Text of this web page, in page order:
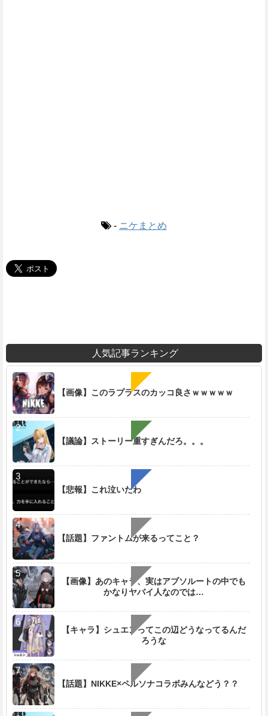
- ニケまとめ
人気記事ランキング
【画像】このラプラスのカッコ良さｗｗｗｗｗ
【議論】ストーリー重すぎんだろ。。。
【悲報】これ泣いたわ
【話題】ファントムが来るってこと？
【画像】あのキャラ、実はアブソルートの中でも
かなりヤバイ人なのでは…
【キャラ】シュエンってこの辺どうなってるんだ
ろうな
【話題】NIKKE×ペルソナコラボみんなどう？？